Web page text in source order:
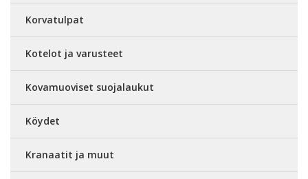
Korvatulpat
Kotelot ja varusteet
Kovamuoviset suojalaukut
Köydet
Kranaatit ja muut